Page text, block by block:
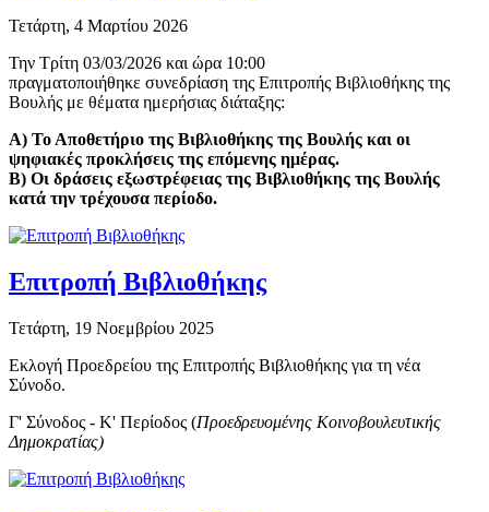
Τετάρτη, 4 Μαρτίου 2026
Την Τρίτη 03/03/2026 και ώρα 10:00
πραγματοποιήθηκε συνεδρίαση της Επιτροπής Βιβλιοθήκης της
Βουλής με θέματα ημερήσιας διάταξης:
Α) Το Αποθετήριο της Βιβλιοθήκης της Βουλής και οι
ψηφιακές προκλήσεις της επόμενης ημέρας.
Β) Οι δράσεις εξωστρέφειας της Βιβλιοθήκης της Βουλής
κατά την τρέχουσα περίοδο.
Επιτροπή Βιβλιοθήκης
Τετάρτη, 19 Νοεμβρίου 2025
Εκλογή Προεδρείου της Επιτροπής Βιβλιοθήκης για τη νέα
Σύνοδο.
Γ' Σύνοδος - K' Περίοδος (Προεδρευομένης Κοινοβουλευτικής
Δημοκρατίας)